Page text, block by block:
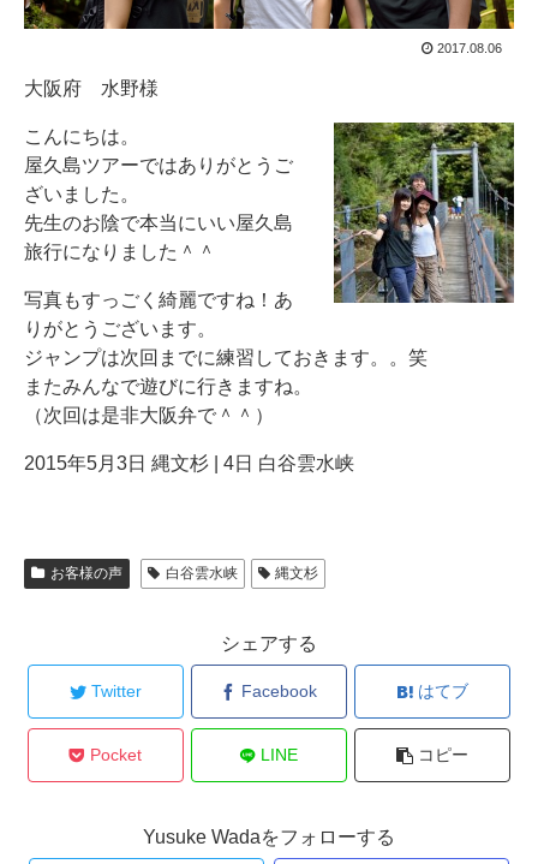
2017.08.06
大阪府 水野様
こんにちは。
屋久島ツアーではありがとうご
ざいました。
先生のお陰で本当にいい屋久島
旅行になりました＾＾
写真もすっごく綺麗ですね！あ
りがとうございます。
ジャンプは次回までに練習しておきます。。笑
またみんなで遊びに行きますね。
（次回は是非大阪弁で＾＾）
2015年5月3日 縄文杉 | 4日 白谷雲水峡
お客様の声 白谷雲水峡 縄文杉
シェアする
Twitter Facebook はてブ
Pocket LINE コピー
Yusuke Wadaをフォローする